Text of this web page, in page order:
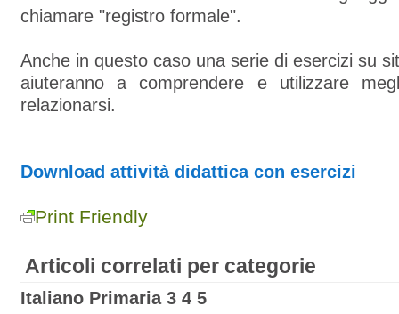
chiamare "registro formale".
Anche in questo caso una serie di esercizi su
aiuteranno a comprendere e utilizzare
relazionarsi.
Download attività didattica con esercizi
Print Friendly
Articoli correlati per categorie
Italiano Primaria 3 4 5